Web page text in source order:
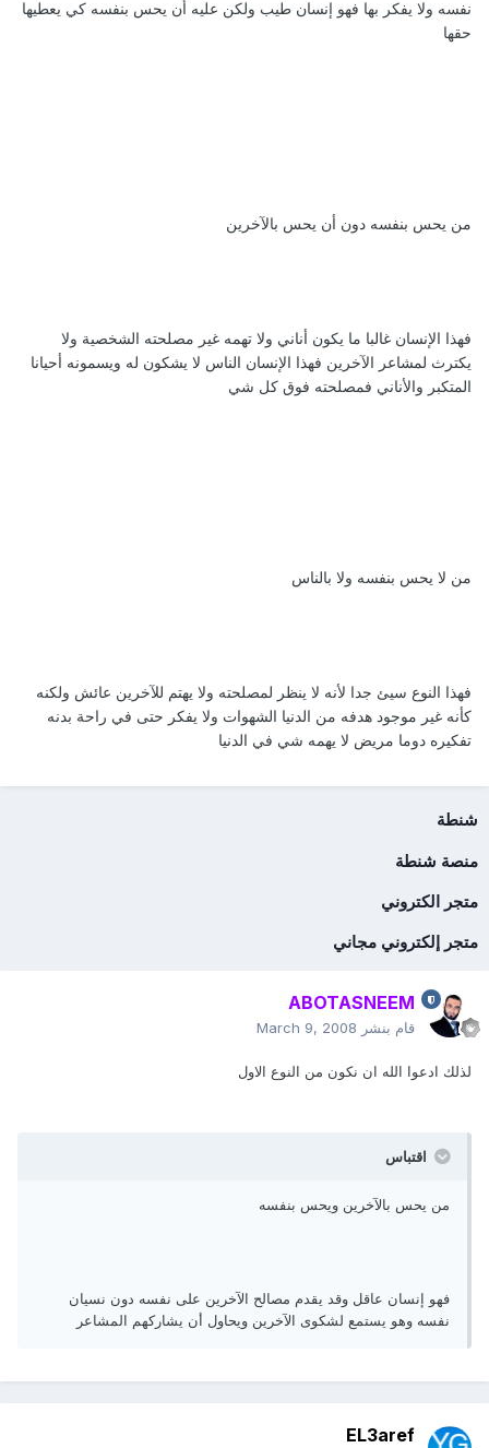
نفسه ولا يفكر بها فهو إنسان طيب ولكن عليه أن يحس بنفسه كي يعطيها
حقها
من يحس بنفسه دون أن يحس بالآخرين
فهذا الإنسان غالبا ما يكون أناني ولا تهمه غير مصلحته الشخصية ولا
يكترث لمشاعر الآخرين فهذا الإنسان الناس لا يشكون له ويسمونه أحيانا
المتكبر والأناني فمصلحته فوق كل شي
من لا يحس بنفسه ولا بالناس
فهذا النوع سيئ جدا لأنه لا ينظر لمصلحته ولا يهتم للآخرين عائش ولكنه
كأنه غير موجود هدفه من الدنيا الشهوات ولا يفكر حتى في راحة بدنه
تفكيره دوما مريض لا يهمه شي في الدنيا
شنطة
منصة شنطة
متجر الكتروني
متجر إلكتروني مجاني
ABOTASNEEM
قام بنشر March 9, 2008
لذلك ادعوا الله ان نكون من النوع الاول
اقتباس
من يحس بالآخرين ويحس بنفسه
فهو إنسان عاقل وقد يقدم مصالح الآخرين على نفسه دون نسيان
نفسه وهو يستمع لشكوى الآخرين ويحاول أن يشاركهم المشاعر
EL3aref